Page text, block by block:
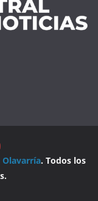
. Todos los